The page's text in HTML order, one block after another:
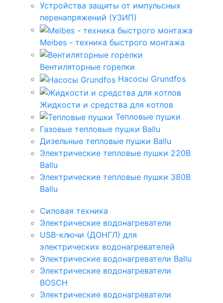
Устройства защиты от импульсных
перенапряжений (УЗИП)
Meibes - техника быстрого монтажа
Вентиляторные горелки
Насосы Grundfos
Жидкости и средства для котлов
Тепловые пушки
Газовые тепловые пушки Ballu
Дизельные тепловые пушки Ballu
Электрические тепловые пушки 220В
Ballu
Электрические тепловые пушки 380В
Ballu
Силовая техника
Электрические водонагреватели
USB-ключи (ДОНГЛ) для
электрических водонагревателей
Электрические водонагреватели Ballu
Электрические водонагреватели
BOSCH
Электрические водонагреватели